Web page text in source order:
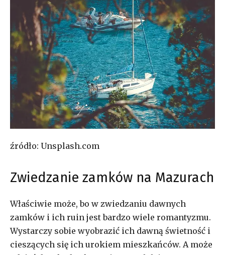
źródło: Unsplash.com
Zwiedzanie zamków na Mazurach
Właściwie może, bo w zwiedzaniu dawnych
zamków i ich ruin jest bardzo wiele romantyzmu.
Wystarczy sobie wyobrazić ich dawną świetność i
cieszących się ich urokiem mieszkańców. A może